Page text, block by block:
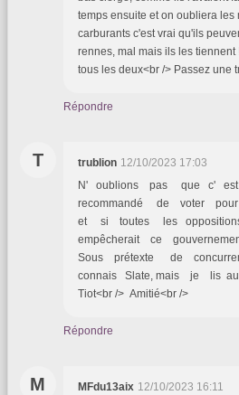
temps ensuite et on oubliera les
carburants c'est vrai qu'ils
rennes, mal mais ils les
tous les deux<br /> Passez une
Répondre
T trublion 12/10/2023 17:03
N' oublions pas que c'
recommandé de voter
et si toutes les
empêcherait ce
Sous prétexte de
connais Slate, mais je lis
Tiot<br /> Amitié<br />
Répondre
M MFdu13aix 12/10/2023 16:11